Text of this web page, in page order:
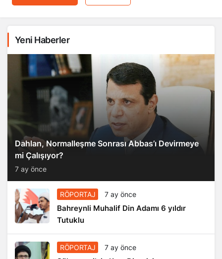
Yeni Haberler
Dahlan, Normalleşme Sonrası Abbas’ı Devirmeye
mi Çalışıyor?
7 ay önce
RÖPORTAJ 7 ay önce
Bahreynli Muhalif Din Adamı 6 yıldır
Tutuklu
RÖPORTAJ 7 ay önce